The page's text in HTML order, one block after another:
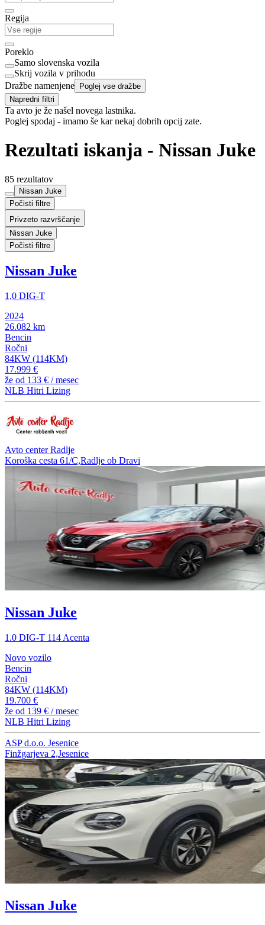
Regija
Poreklo
Samo slovenska vozila
Skrij vozila v prihodu
Dražbe namenjene Poglej vse dražbe
Napredni filtri
Ta avto je že našel novega lastnika.
Poglej spodaj - imamo še kar nekaj dobrih opcij zate.
Rezultati iskanja - Nissan Juke
85 rezultatov
Nissan Juke
Počisti filtre
Privzeto razvrščanje
Nissan Juke
Počisti filtre
Nissan Juke
1,0 DIG-T
2024
26.082 km
Bencin
Ročni
84KW (114KM)
17.999 €
že od 133 € / mesec
NLB Hitri Lizing
Avto center Radlje
Koroška cesta 61/C,Radlje ob Dravi
Nissan Juke
1.0 DIG-T 114 Acenta
Novo vozilo
Bencin
Ročni
84KW (114KM)
19.700 €
že od 139 € / mesec
NLB Hitri Lizing
ASP d.o.o. Jesenice
Finžgarjeva 2,Jesenice
Nissan Juke